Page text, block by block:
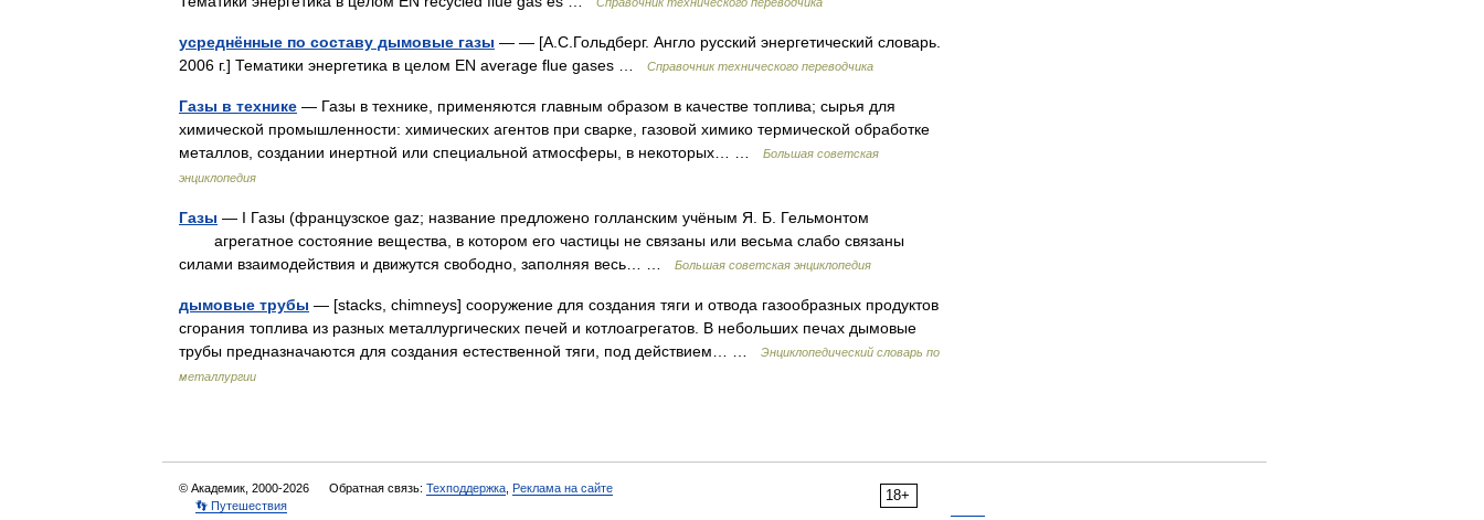
усреднённые по составу дымовые газы — — [А.С.Гольдберг. Англо русский энергетический словарь.
2006 г.] Тематики энергетика в целом EN average flue gases …
Справочник технического переводчика
Газы в технике — Газы в технике, применяются главным образом в качестве топлива; сырья для
химической промышленности: химических агентов при сварке, газовой химико термической обработке
металлов, создании инертной или специальной атмосферы, в некоторых… …
Большая советская
энциклопедия
Газы — I Газы (французское gaz; название предложено голланским учёным Я. Б. Гельмонтом
агрегатное состояние вещества, в котором его частицы не связаны или весьма слабо связаны
силами взаимодействия и движутся свободно, заполняя весь… …
Большая советская энциклопедия
дымовые трубы — [stacks, chimneys] сооружение для создания тяги и отвода газообразных продуктов
сгорания топлива из разных металлургических печей и котлоагрегатов. В небольших печах дымовые
трубы предназначаются для создания естественной тяги, под действием… …
Энциклопедический словарь по
металлургии
18+
© Академик, 2000-2026 Обратная связь: Техподдержка Реклама на сайте
👣 Путешествия